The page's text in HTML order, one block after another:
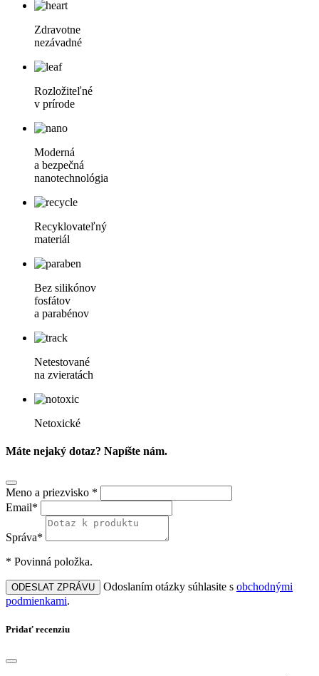
Zdravotne
nezávadné
Rozložiteľné
v prírode
Moderná
a bezpečná
nanotechnológia
Recyklovateľný
materiál
Bez silikónov
fosfátov
a parabénov
Netestované
na zvieratách
Netoxické
Máte nejaký dotaz? Napíšte nám.
Meno a priezvisko *
Email*
Správa*
* Povinná položka.
ODESLAT ZPRÁVU Odoslaním otázky súhlasite s obchodnými
podmienkami.
Pridať recenziu